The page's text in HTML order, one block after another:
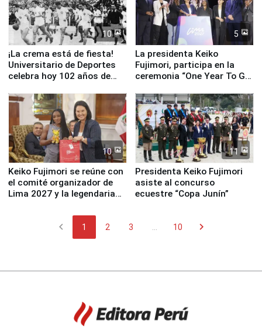
10
¡La crema está de fiesta!
Universitario de Deportes
celebra hoy 102 años de
5
La presidenta Keiko
Fujimori, participa en la
ceremonia “One Year To Go
10
Keiko Fujimori se reúne con
el comité organizador de
Lima 2027 y la legendaria
11
Presidenta Keiko Fujimori
asiste al concurso
ecuestre “Copa Junín”
chevron_left 1 2 3 10 chevron_right